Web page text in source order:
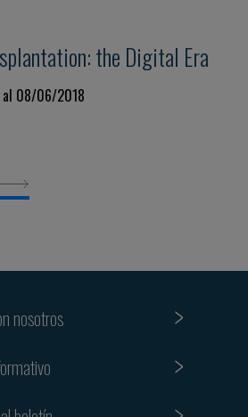
the Digital Era
al 08/06/2018
nosotros